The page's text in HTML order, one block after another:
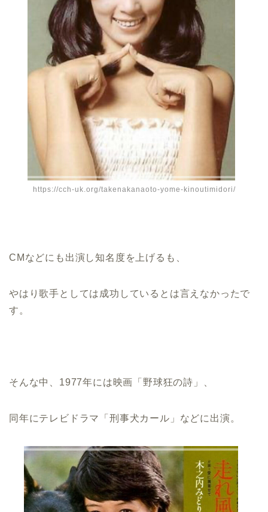
https://cch-uk.org/takenakanaoto-yome-kinoutimidori/
CMなどにも出演し知名度を上げるも、
やはり歌手としては成功しているとは言えなかったで
す。
そんな中、1977年には映画「野球狂の詩」、
同年にテレビドラマ「刑事犬カール」などに出演。